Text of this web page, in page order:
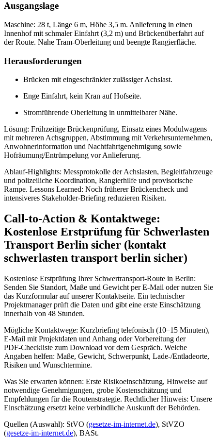
Ausgangslage
Maschine: 28 t, Länge 6 m, Höhe 3,5 m. Anlieferung in einen
Innenhof mit schmaler Einfahrt (3,2 m) und Brückenüberfahrt auf
der Route. Nahe Tram-Oberleitung und beengte Rangierfläche.
Herausforderungen
Brücken mit eingeschränkter zulässiger Achslast.
Enge Einfahrt, kein Kran auf Hofseite.
Stromführende Oberleitung in unmittelbarer Nähe.
Lösung: Frühzeitige Brückenprüfung, Einsatz eines Modulwagens
mit mehreren Achsgruppen, Abstimmung mit Verkehrsunternehmen,
Anwohnerinformation und Nachtfahrtgenehmigung sowie
Hofräumung/Entrümpelung vor Anlieferung.
Ablauf-Highlights: Messprotokolle der Achslasten, Begleitfahrzeuge
und polizeiliche Koordination, Rangierhilfe und provisorische
Rampe. Lessons Learned: Noch früherer Brückencheck und
intensiveres Stakeholder‑Briefing reduzieren Risiken.
Call-to-Action & Kontaktwege:
Kostenlose Erstprüfung für Schwerlasten
Transport Berlin sicher (kontakt
schwerlasten transport berlin sicher)
Kostenlose Erstprüfung Ihrer Schwertransport‑Route in Berlin:
Senden Sie Standort, Maße und Gewicht per E‑Mail oder nutzen Sie
das Kurzformular auf unserer Kontaktseite. Ein technischer
Projektmanager prüft die Daten und gibt eine erste Einschätzung
innerhalb von 48 Stunden.
Mögliche Kontaktwege: Kurzbriefing telefonisch (10–15 Minuten),
E‑Mail mit Projektdaten und Anhang oder Vorbereitung der
PDF‑Checkliste zum Download vor dem Gespräch. Welche
Angaben helfen: Maße, Gewicht, Schwerpunkt, Lade-/Entladeorte,
Risiken und Wunschtermine.
Was Sie erwarten können: Erste Risikoeinschätzung, Hinweise auf
notwendige Genehmigungen, grobe Kostenschätzung und
Empfehlungen für die Routenstrategie. Rechtlicher Hinweis: Unsere
Einschätzung ersetzt keine verbindliche Auskunft der Behörden.
Quellen (Auswahl): StVO (gesetze-im-internet.de), StVZO
(gesetze-im-internet.de), BASt.